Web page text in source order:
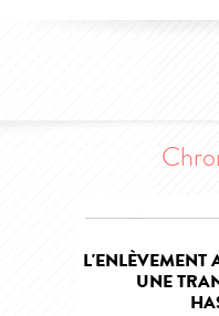
L'ENLÈVEMENT
UNE